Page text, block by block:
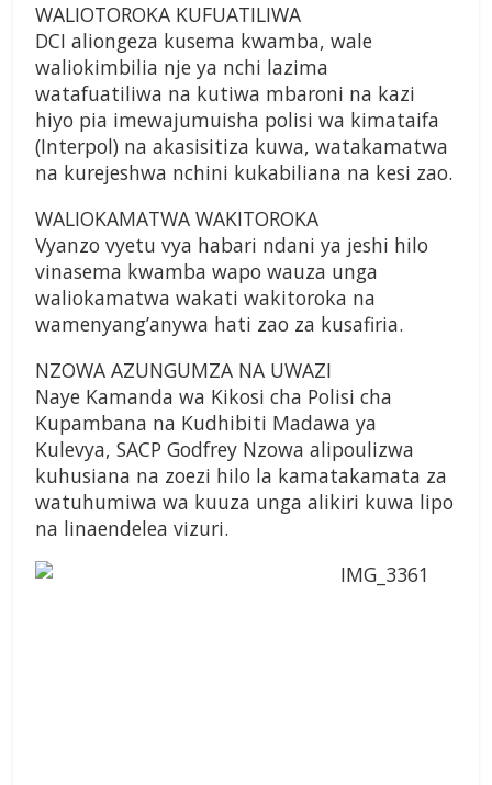
WALIOTOROKA KUFUATILIWA
DCI aliongeza kusema kwamba, wale
waliokimbilia nje ya nchi lazima
watafuatiliwa na kutiwa mbaroni na kazi
hiyo pia imewajumuisha polisi wa kimataifa
(Interpol) na akasisitiza kuwa, watakamatwa
na kurejeshwa nchini kukabiliana na kesi zao.
WALIOKAMATWA WAKITOROKA
Vyanzo vyetu vya habari ndani ya jeshi hilo
vinasema kwamba wapo wauza unga
waliokamatwa wakati wakitoroka na
wamenyang’anywa hati zao za kusafiria.
NZOWA AZUNGUMZA NA UWAZI
Naye Kamanda wa Kikosi cha Polisi cha
Kupambana na Kudhibiti Madawa ya
Kulevya, SACP Godfrey Nzowa alipoulizwa
kuhusiana na zoezi hilo la kamatakamata za
watuhumiwa wa kuuza unga alikiri kuwa lipo
na linaendelea vizuri.